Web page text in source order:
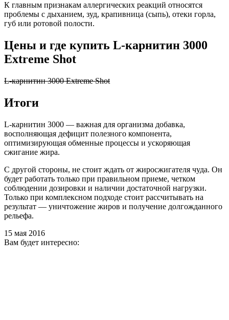
К главным признакам аллергических реакций относятся
проблемы с дыханием, зуд, крапивница (сыпь), отеки горла,
губ или ротовой полости.
Цены и где купить L-карнитин 3000
Extreme Shot
L-карнитин 3000 Extreme Shot
Итоги
L-карнитин 3000 — важная для организма добавка,
восполняющая дефицит полезного компонента,
оптимизирующая обменные процессы и ускоряющая
сжигание жира.
С другой стороны, не стоит ждать от жиросжигателя чуда. Он
будет работать только при правильном приеме, четком
соблюдении дозировки и наличии достаточной нагрузки.
Только при комплексном подходе стоит рассчитывать на
результат — уничтожение жиров и получение долгожданного
рельефа.
15 мая 2016
Вам будет интересно: